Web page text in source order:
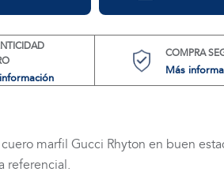
COMPRA
Más
marfil Gucci Rhyton en buen
referencial.